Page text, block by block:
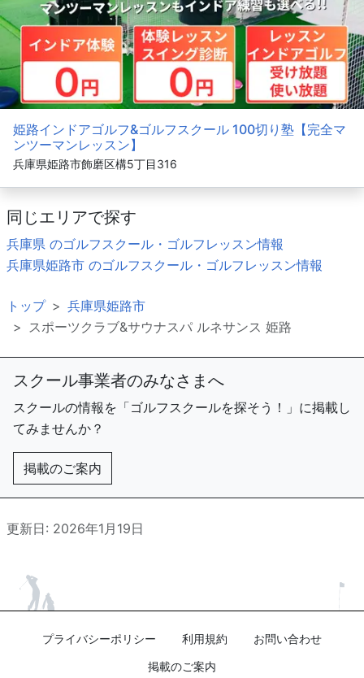
姫路インドアゴルフ&ゴルフスクール 100切り塾【完全マ
ンツーマンレッスン】
兵庫県姫路市飾磨区構5丁目316
同じエリアで探す
兵庫県 のゴルフスクール・ゴルフレッスン情報
兵庫県姫路市 のゴルフスクール・ゴルフレッスン情報
トップ
兵庫県姫路市
スポーツクラブ&サウナスパ ルネサンス 姫路
スクール事業者のみなさまへ
スクールの情報を「ゴルフスクールを探そう！」に掲載し
てみませんか？
掲載のご案内
更新日: 2026年1月19日
プライバシーポリシー 利用規約
お問い合わせ
掲載のご案内